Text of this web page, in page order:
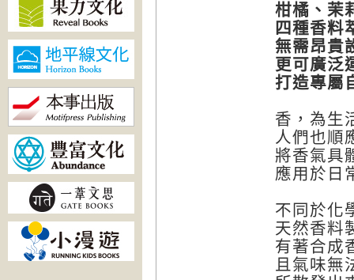
柑橘、茉
四種香料
無需昂貴
更可廣泛
打造專屬
香，為生
人們也順
將香氣具
應用於日
不同於化
天然香料
有著合成
且氣味無